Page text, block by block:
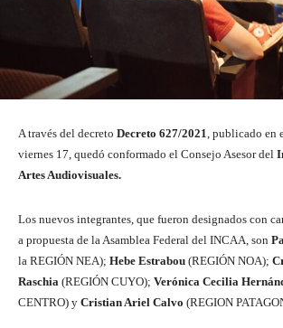
A través del decreto Decreto 627/2021 , publicado en
viernes 17, quedó conformado el Consejo Asesor del
Artes Audiovisuales.
Los nuevos integrantes, que fueron designados con
a propuesta de la Asamblea Federal del INCAA, son
la REGIÓN NEA); Hebe Estrabou (REGIÓN NOA);
Raschia (REGIÓN CUYO); Verónica Cecilia
CENTRO) y Cristian Ariel Calvo (REGION